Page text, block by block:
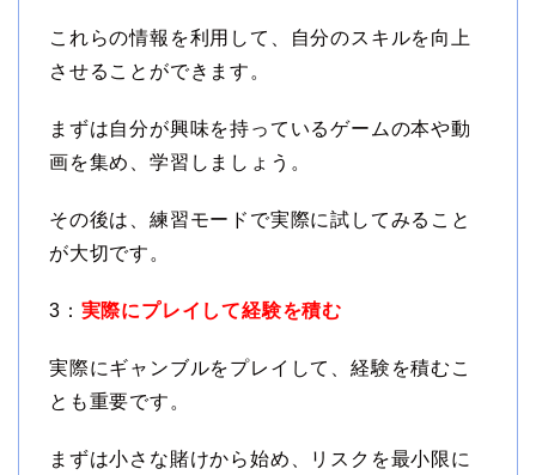
これらの情報を利用して、自分のスキルを向上
させることができます。
まずは自分が興味を持っているゲームの本や動
画を集め、学習しましょう。
その後は、練習モードで実際に試してみること
が大切です。
3： 実際にプレイして経験を積む
実際にギャンブルをプレイして、経験を積むこ
とも重要です。
まずは小さな賭けから始め、リスクを最小限に